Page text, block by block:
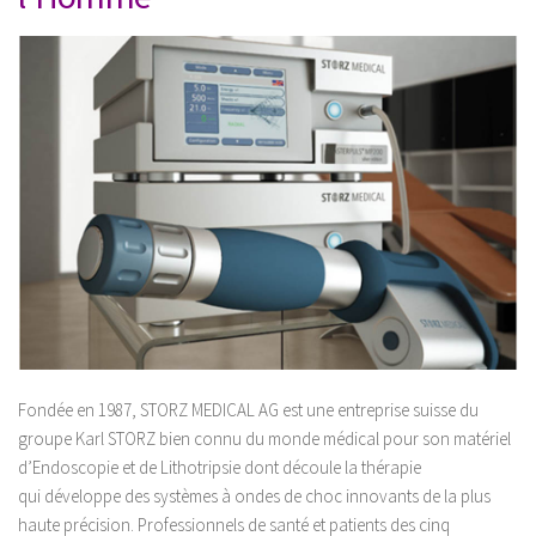
Thérapie manuelle
Concept Ostéopathique
Structurel
Fonctionnel
Tissulaire
Neuro-Méningée
TMO
Techniques Réflexes
Technique d’Inhibition (Jones)
Trigers points
Dry Needling
Crochetage
Fondée en 1987, STORZ MEDICAL AG est une entreprise suisse du
groupe Karl STORZ bien connu du monde médical pour son matériel
d’Endoscopie et de Lithotripsie dont découle la thérapie
qui développe des systèmes à ondes de choc innovants de la plus
haute précision. Professionnels de santé et patients des cinq